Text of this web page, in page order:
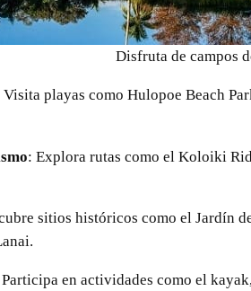
Disfruta de campos
Visita playas como Hulopoe Beach
: Explora rutas como el Koloiki
sitios históricos como el Jardín
en actividades como el